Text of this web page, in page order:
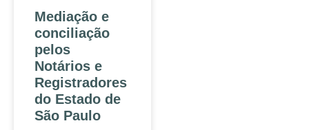
Mediação e
conciliação
pelos
Notários e
Registradores
do Estado de
São Paulo